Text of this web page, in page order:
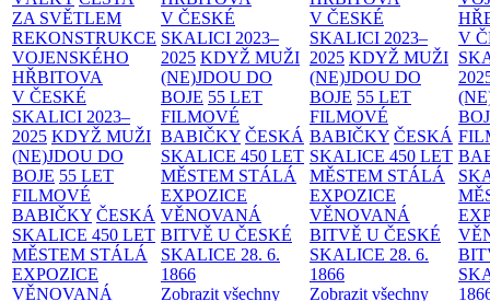
ZA SVĚTLEM
REKONSTRUKCE
VOJENSKÉHO
HŘBITOVA
V ČESKÉ
SKALICI 2023–
2025 KDYŽ MUŽI
(NE)JDOU DO
BOJE 55 LET
FILMOVÉ
BABIČKY ČESKÁ
SKALICE 450 LET
MĚSTEM STÁLÁ
EXPOZICE
VĚNOVANÁ
V ČESKÉ
SKALICI 2023–
2025 KDYŽ MUŽI
(NE)JDOU DO
BOJE 55 LET
FILMOVÉ
BABIČKY ČESKÁ
SKALICE 450 LET
MĚSTEM STÁLÁ
EXPOZICE
VĚNOVANÁ
BITVĚ U ČESKÉ
SKALICE 28. 6.
1866
Zobrazit všechny
V ČESKÉ
SKALICI 2023–
2025 KDYŽ MUŽI
(NE)JDOU DO
BOJE 55 LET
FILMOVÉ
BABIČKY ČESKÁ
SKALICE 450 LET
MĚSTEM STÁLÁ
EXPOZICE
VĚNOVANÁ
BITVĚ U ČESKÉ
SKALICE 28. 6.
1866
Zobrazit všechny
V